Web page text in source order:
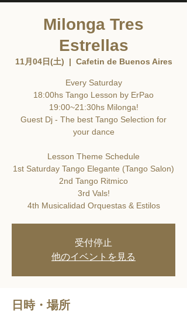
Milonga Tres
Estrellas
11月04日(土)
  |
Cafetin de Buenos Aires
Every Saturday
18:00hs Tango Lesson by ErPao
19:00~21:30hs Milonga!
Guest Dj - The best Tango Selection for
your dance
Lesson Theme Schedule
1st Saturday Tango Elegante (Tango Salon)
2nd Tango Ritmico
3rd Vals!
4th Musicalidad Orquestas & Estilos
受付停止
他のイベントを見る
日時・場所